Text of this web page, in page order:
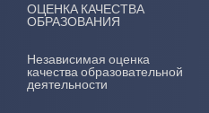
ОЦЕНКА КАЧЕСТВА
ОБРАЗОВАНИЯ
Независимая оценка
качества образовательной
деятельности